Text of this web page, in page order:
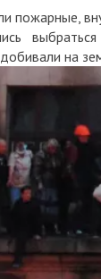
выбраться
на земле.